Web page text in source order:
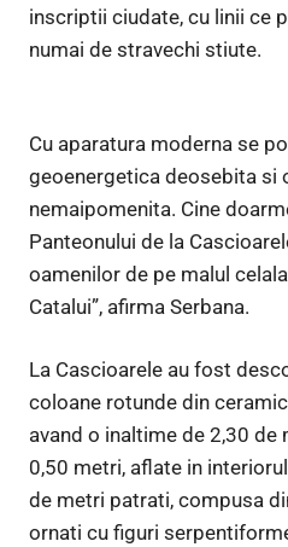
inscriptii ciudate, cu linii ce
numai de stravechi stiute.
Cu aparatura moderna se
geoenergetica deosebita si
nemaipomenita. Cine
Panteonului de la
oamenilor de pe malul
Catalui”, afirma Serbana.
La Cascioarele au fost
coloane rotunde din
avand o inaltime de 2,30
0,50 metri, aflate in
de metri patrati, compusa
ornati cu figuri